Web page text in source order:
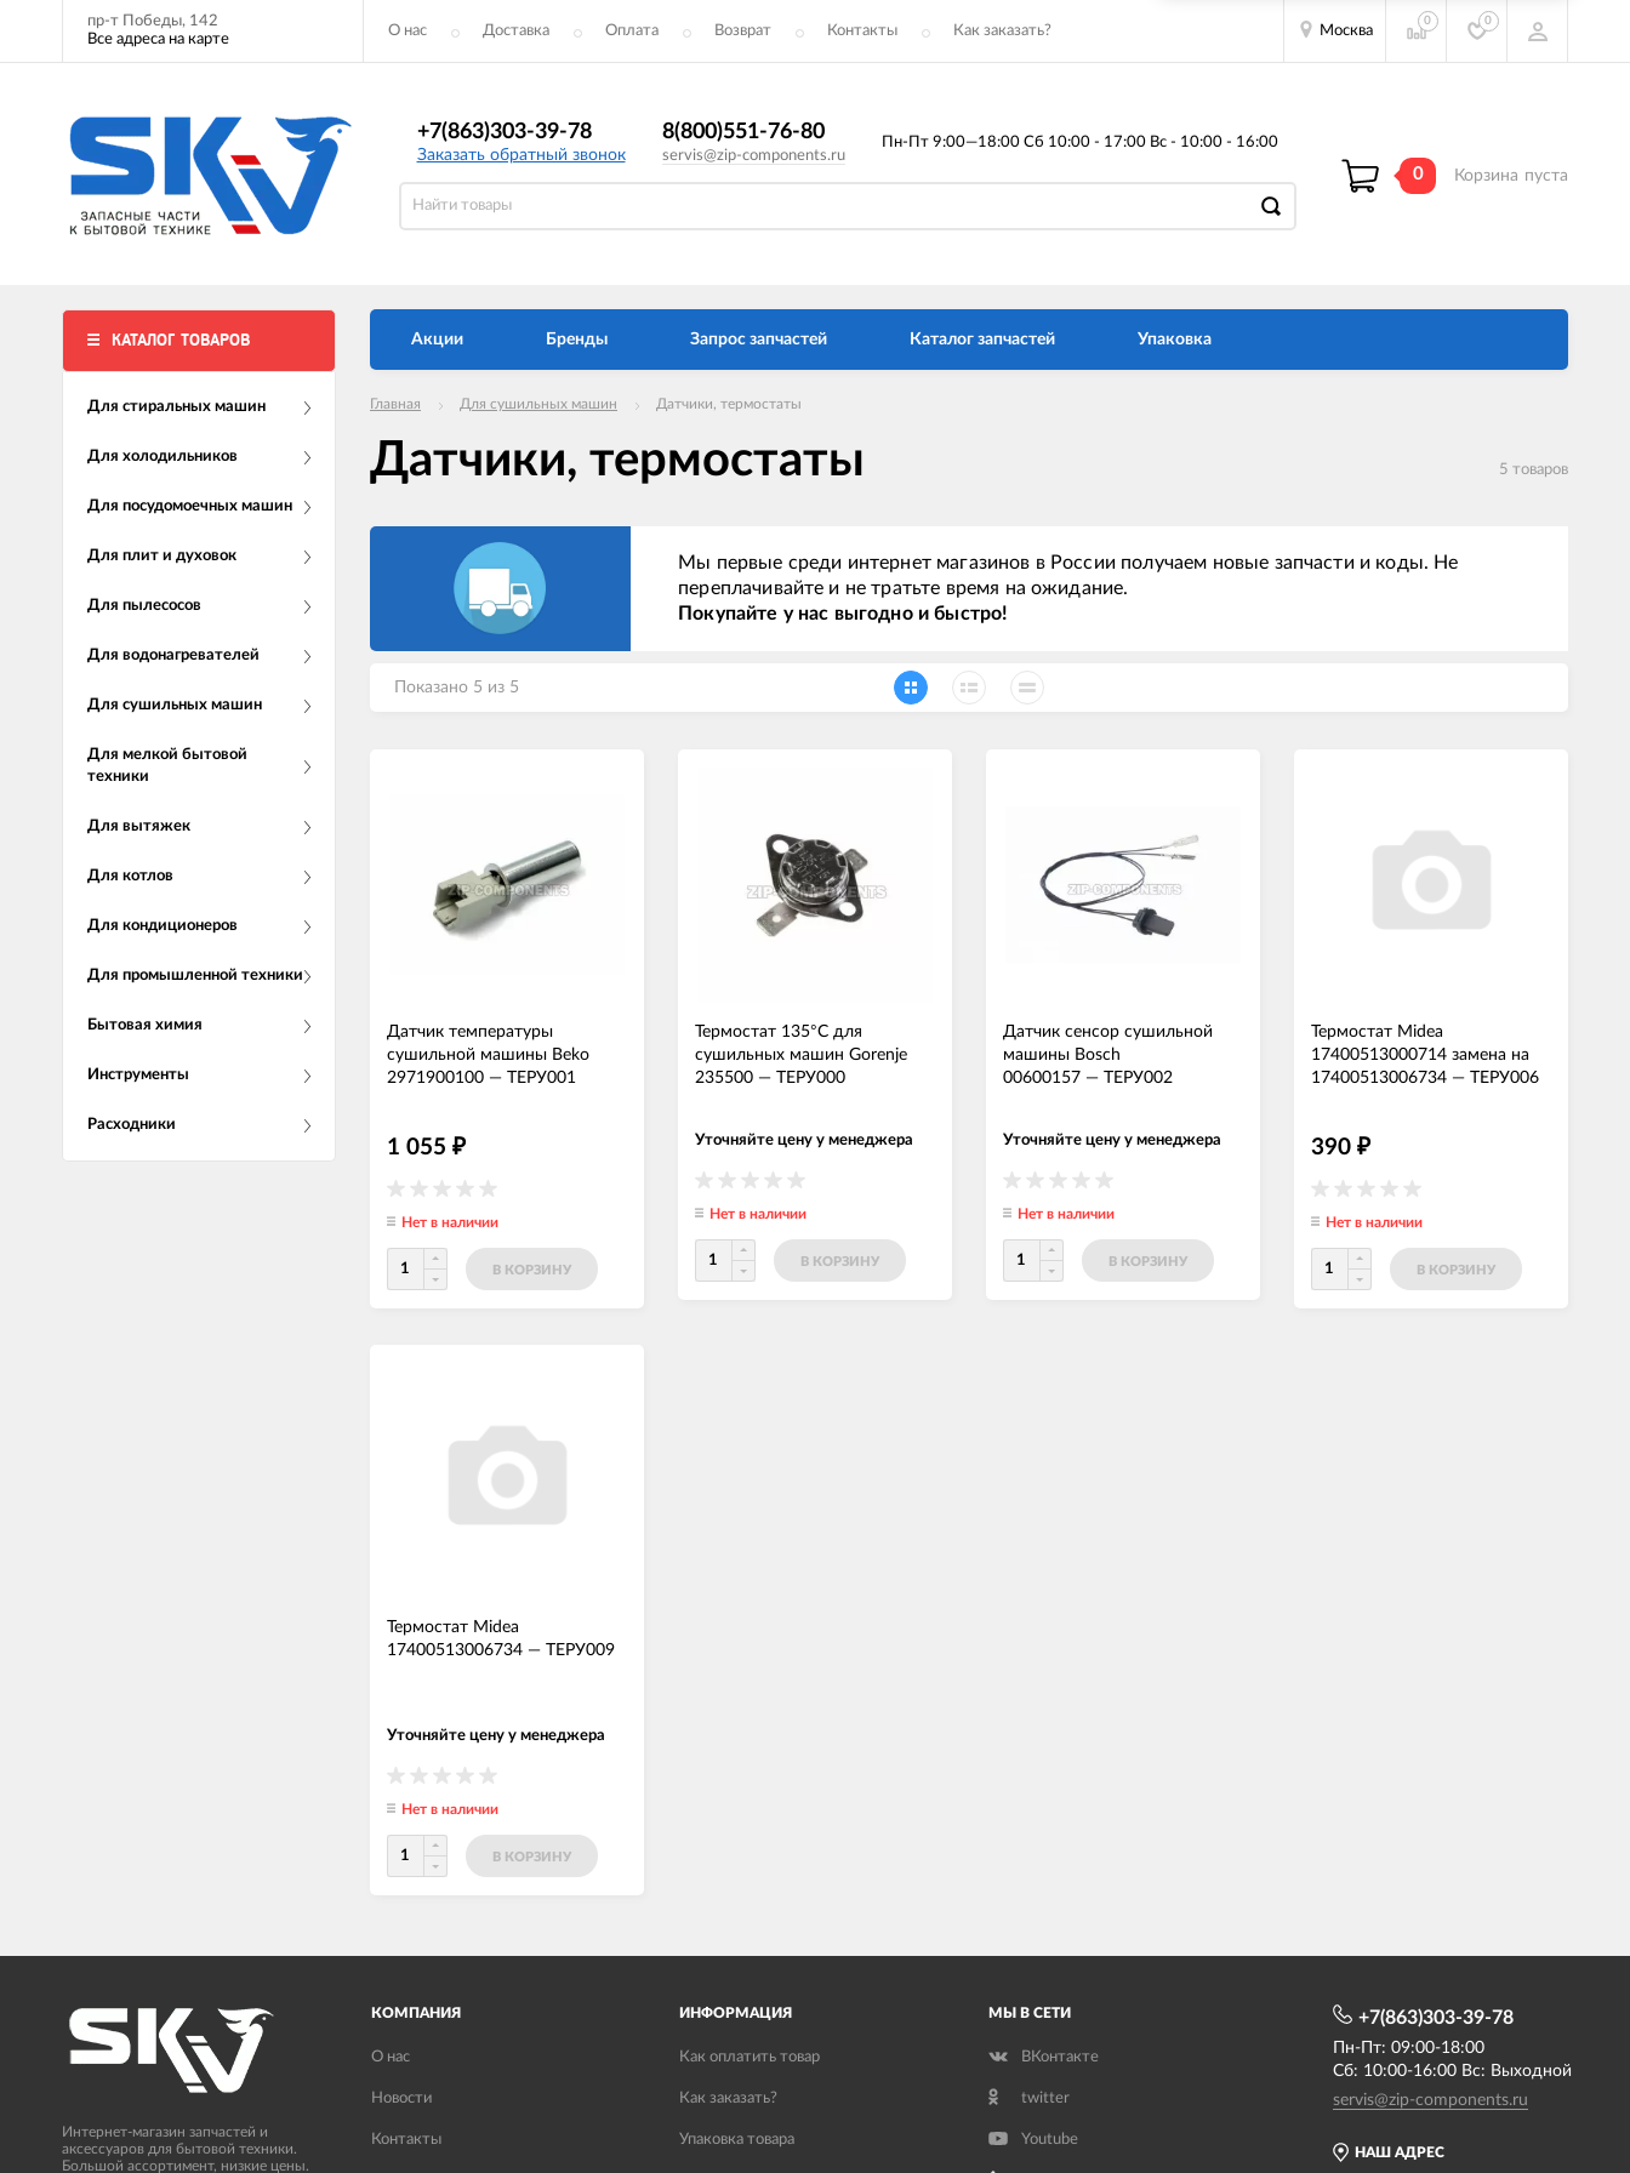
пр-т Победы, 142
Все адреса на карте
О нас Доставка Оплата Возврат Контакты Как заказать? Москва
0 0
+7(863)303-39-78
Заказать обратный звонок
8(800)551-76-80
servis@zip-components.ru
Пн-Пт 9:00—18:00 Сб 10:00 - 17:00 Вс - 10:00 - 16:00
0 Корзина пуста
КАТАЛОГ ТОВАРОВ
Для стиральных машин
Для холодильников
Для посудомоечных машин
Для плит и духовок
Для пылесосов
Для водонагревателей
Для сушильных машин
Для мелкой бытовой
техники
Для вытяжек
Для котлов
Для кондиционеров
Для промышленной техники
Бытовая химия
Инструменты
Расходники
Акции Бренды Запрос запчастей Каталог запчастей Упаковка
Главная Для сушильных машин Датчики, термостаты
Датчики, термостаты 5 товаров
Мы первые среди интернет магазинов в России получаем новые запчасти и коды. Не
переплачивайте и не тратьте время на ожидание.
Покупайте у нас выгодно и быстро!
Показано 5 из 5
Датчик температуры
сушильной машины Beko
2971900100 — ТЕРУ001
1 055 ₽
Нет в наличии
В КОРЗИНУ
Термостат 135°C для
сушильных машин Gorenje
235500 — ТЕРУ000
Уточняйте цену у менеджера
Нет в наличии
В КОРЗИНУ
Датчик сенсор сушильной
машины Bosch
00600157 — ТЕРУ002
Уточняйте цену у менеджера
Нет в наличии
В КОРЗИНУ
Термостат Midea
17400513000714 замена на
17400513006734 — ТЕРУ006
390 ₽
Нет в наличии
В КОРЗИНУ
Термостат Midea
17400513006734 — ТЕРУ009
Уточняйте цену у менеджера
Нет в наличии
В КОРЗИНУ
Интернет-магазин запчастей и
аксессуаров для бытовой техники.
Большой ассортимент, низкие цены.
КОМПАНИЯ
О нас
Новости
Контакты
ИНФОРМАЦИЯ
Как оплатить товар
Как заказать?
Упаковка товара
МЫ В СЕТИ
ВКонтакте
twitter
Youtube
НАШ АДРЕС
+7(863)303-39-78
Пн-Пт: 09:00-18:00
Сб: 10:00-16:00 Вс: Выходной
servis@zip-components.ru